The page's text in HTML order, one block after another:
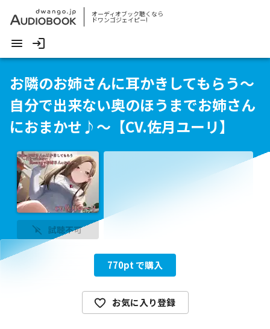
オーディオブック聴くなら
ドワンゴジェイピー!
お隣のお姉さんに耳かきしてもらう～
自分で出来ない奥のほうまでお姉さん
におまかせ♪～【CV.佐月ユーリ】
試聴不可
770pt で購入
お気に入り登録